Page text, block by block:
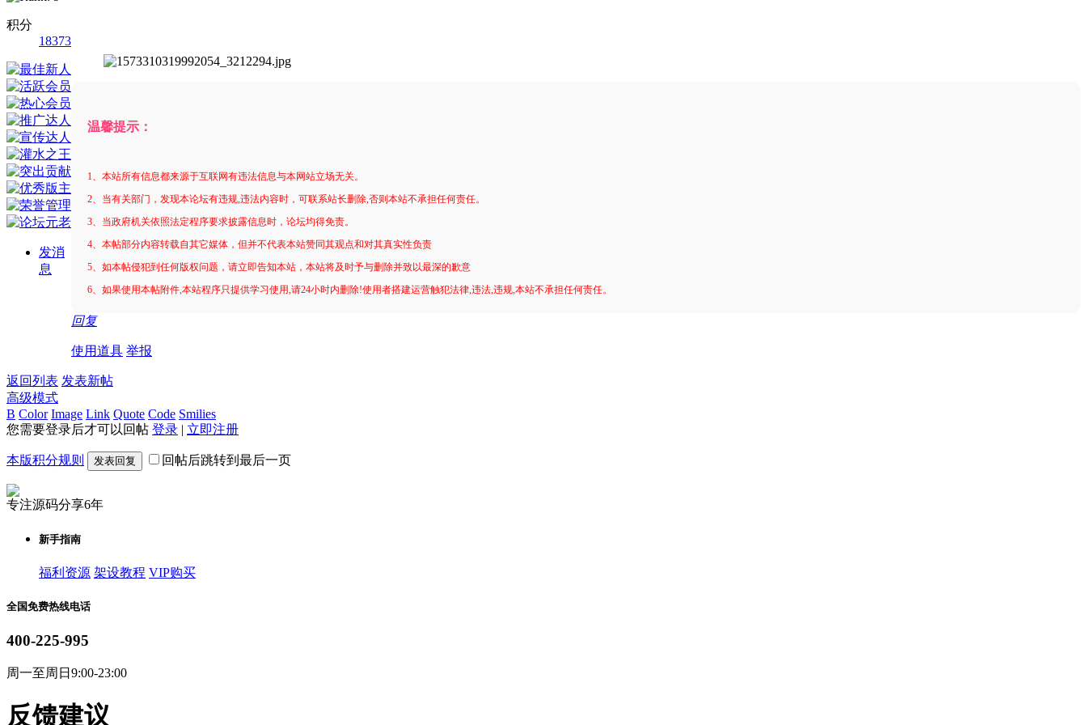
积分
18373
发消
息
温馨提示：
1、本站所有信息都来源于互联网有违法信息与本网站立场无关。
2、当有关部门，发现本论坛有违规,违法内容时，可联系站长删除,否则本站不承担任何责任。
3、当政府机关依照法定程序要求披露信息时，论坛均得免责。
4、本帖部分内容转载自其它媒体，但并不代表本站赞同其观点和对其真实性负责
5、如本帖侵犯到任何版权问题，请立即告知本站，本站将及时予与删除并致以最深的歉意
6、如果使用本帖附件,本站程序只提供学习使用,请24小时内删除!使用者搭建运营触犯法律,违法,违规,本站不承担任何责任。
回复
使用道具 举报
返回列表 发表新帖
高级模式
B Color Image Link Quote Code Smilies
您需要登录后才可以回帖 登录 | 立即注册
本版积分规则 发表回复 回帖后跳转到最后一页
专注源码分享6年
新手指南
福利资源 架设教程 VIP购买
全国免费热线电话
400-225-995
周一至周日9:00-23:00
反馈建议